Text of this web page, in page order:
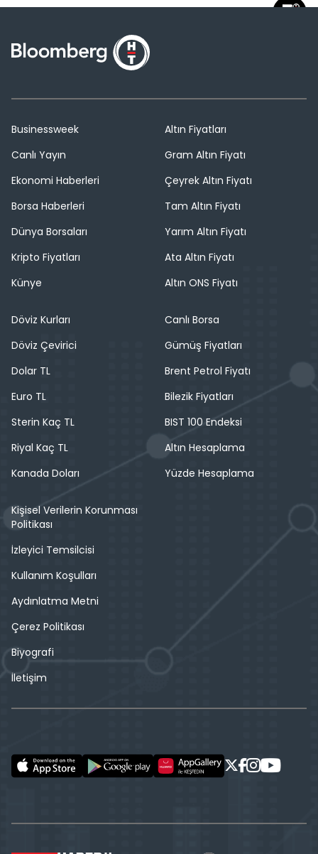
Businessweek
Canlı Yayın
Ekonomi Haberleri
Borsa Haberleri
Dünya Borsaları
Kripto Fiyatları
Künye
Altın Fiyatları
Gram Altın Fiyatı
Çeyrek Altın Fiyatı
Tam Altın Fiyatı
Yarım Altın Fiyatı
Ata Altın Fiyatı
Altın ONS Fiyatı
Döviz Kurları
Döviz Çevirici
Dolar TL
Euro TL
Sterin Kaç TL
Riyal Kaç TL
Kanada Doları
Canlı Borsa
Gümüş Fiyatları
Brent Petrol Fiyatı
Bilezik Fiyatları
BIST 100 Endeksi
Altın Hesaplama
Yüzde Hesaplama
Kişisel Verilerin Korunması
Politikası
İzleyici Temsilcisi
Kullanım Koşulları
Aydınlatma Metni
Çerez Politikası
Biyografi
İletişim